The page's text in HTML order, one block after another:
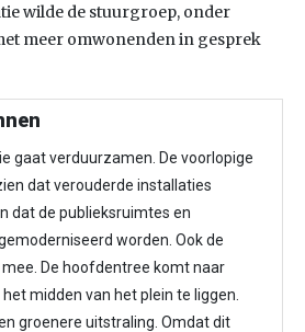
wilde de stuurgroep, onder
meer omwonenden in gesprek
gaat verduurzamen. De voorlopige
dat verouderde installaties
dat de publieksruimtes en
worden. Ook de
De hoofdentree komt naar
midden van het plein te liggen.
groenere uitstraling. Omdat dit